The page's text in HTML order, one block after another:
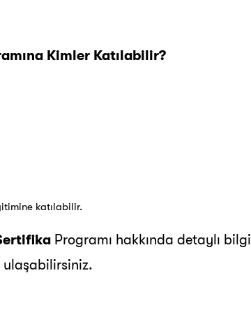
Kimler Katılabilir?
katılabilir.
Programı hakkında detaylı bilgi
ulaşabilirsiniz.